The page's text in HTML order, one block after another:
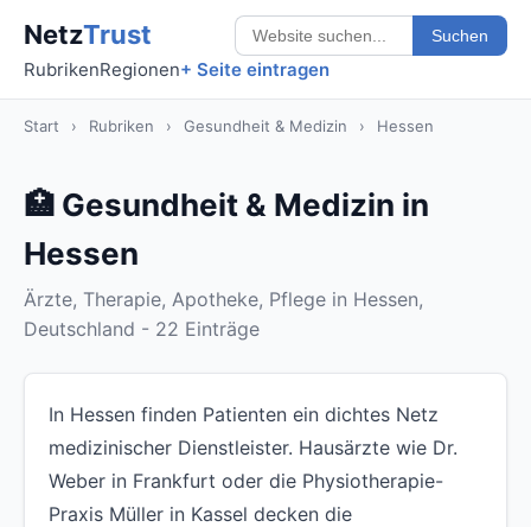
NetzTrust Suchen
RubrikenRegionen+ Seite eintragen
Start › Rubriken › Gesundheit & Medizin › Hessen
🏥 Gesundheit & Medizin in
Hessen
Ärzte, Therapie, Apotheke, Pflege in Hessen,
Deutschland - 22 Einträge
In Hessen finden Patienten ein dichtes Netz
medizinischer Dienstleister. Hausärzte wie Dr.
Weber in Frankfurt oder die Physiotherapie-
Praxis Müller in Kassel decken die